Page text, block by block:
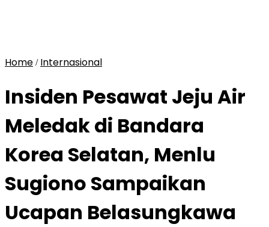
Home / Internasional
Insiden Pesawat Jeju Air
Meledak di Bandara
Korea Selatan, Menlu
Sugiono Sampaikan
Ucapan Belasungkawa